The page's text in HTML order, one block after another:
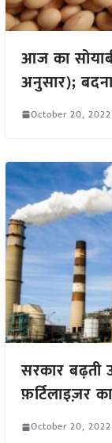
आज का
अनुसार);
October 20, 2022
सरकार बढ़ती
फ़र्टिलाइज़र
October 20, 2022